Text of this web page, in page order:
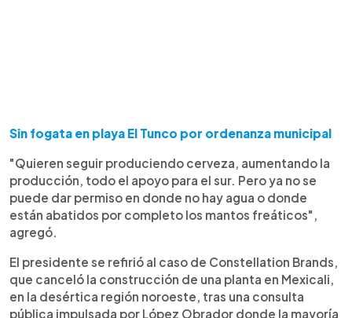
Sin fogata en playa El Tunco por ordenanza municipal
"Quieren seguir produciendo cerveza, aumentando la
producción, todo el apoyo para el sur. Pero ya no se
puede dar permiso en donde no hay agua o donde
están abatidos por completo los mantos freáticos",
agregó.
El presidente se refirió al caso de Constellation Brands,
que canceló la construcción de una planta en Mexicali,
en la desértica región noroeste, tras una consulta
pública impulsada por López Obrador donde la mayoría